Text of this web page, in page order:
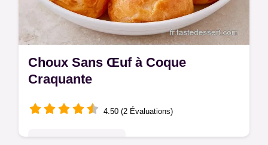
Choux Sans Œuf à Coque
Craquante
4.50 (2 Évaluations)